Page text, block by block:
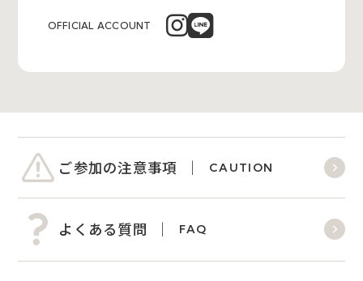
OFFICIAL ACCOUNT
ご参加の注意事項 CAUTION
よくある質問 FAQ